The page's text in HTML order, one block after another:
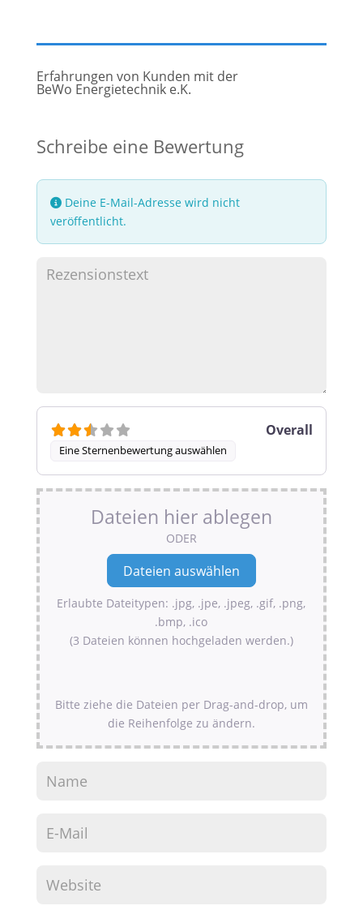
Erfahrungen von Kunden mit der
BeWo Energietechnik e.K.
Schreibe eine Bewertung
Deine E-Mail-Adresse wird nicht
veröffentlicht.
Eine Sternenbewertung auswählen
Overall
Dateien hier ablegen
ODER
Erlaubte Dateitypen: .jpg, .jpe, .jpeg, .gif, .png,
.bmp, .ico
(3 Dateien können hochgeladen werden.)
Bitte ziehe die Dateien per Drag-and-drop, um
die Reihenfolge zu ändern.